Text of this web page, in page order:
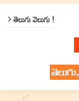
తెలుగు వెలుగు !